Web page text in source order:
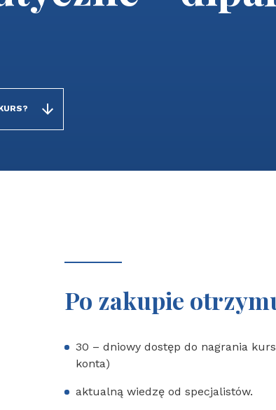
Po zakupie
30 – dniowy dostęp do nagrania
konta)
aktualną wiedzę od specjalistów.